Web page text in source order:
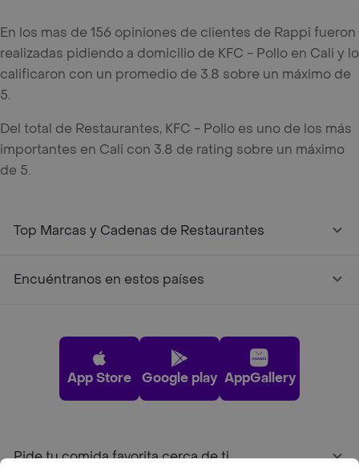
En los mas de 156 opiniones de clientes de Rappi fueron
realizadas pidiendo a domicilio de KFC - Pollo en Cali y lo
calificaron con un promedio de 3.8 sobre un máximo de
5.
Del total de Restaurantes, KFC - Pollo es uno de los más
importantes en Cali con 3.8 de rating sobre un máximo
de 5.
Top Marcas y Cadenas de Restaurantes
Encuéntranos en estos países
App Store Google play AppGallery
Pide tu comida favorita cerca de ti